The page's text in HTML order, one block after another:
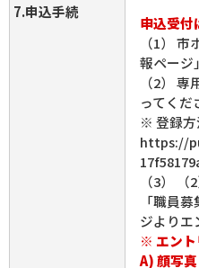
7.申込手続
申込受付
（1）
報ページ
（2）
ってくだ
※ 登録方
https://
（3）
「職員
ジよりエ
※ エント
A) 顔写真